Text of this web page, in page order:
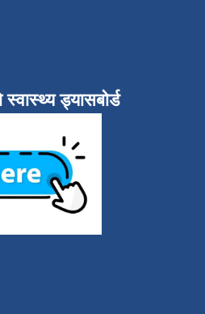
ड्यासबोर्ड